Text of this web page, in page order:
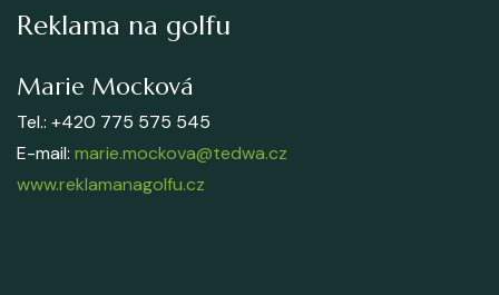
Reklama na golfu
Marie Mocková
Tel.: +420 775 575 545
E-mail: marie.mockova@tedwa.cz
www.reklamanagolfu.cz